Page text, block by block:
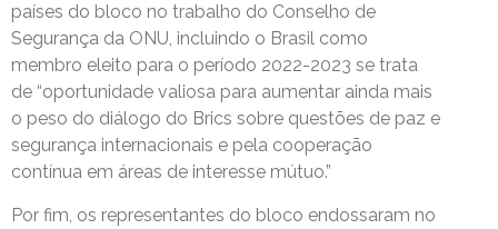
países do bloco no trabalho do Conselho de
Segurança da ONU, incluindo o Brasil como
membro eleito para o período 2022-2023 se trata
de “oportunidade valiosa para aumentar ainda mais
o peso do diálogo do Brics sobre questões de paz e
segurança internacionais e pela cooperação
contínua em áreas de interesse mútuo.”
Por fim, os representantes do bloco endossaram no